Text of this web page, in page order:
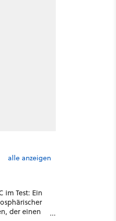
alle anzeigen
im Test: Ein
der einen